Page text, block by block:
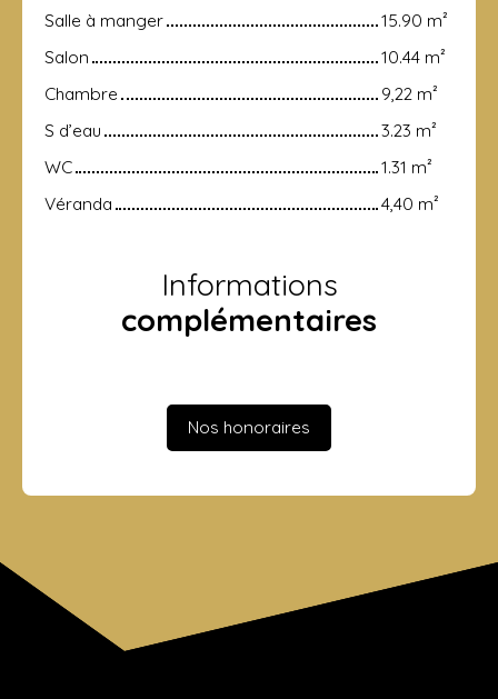
Salle à manger
15.90 m²
Salon
10.44 m²
Chambre
9,22 m²
S d’eau
3.23 m²
WC
1.31 m²
Véranda
4,40 m²
Informations
complémentaires
Nos honoraires